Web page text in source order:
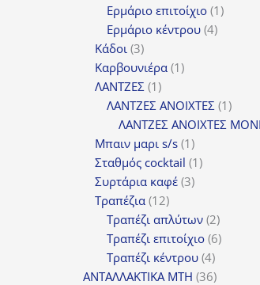
προϊόντα
Ερμάριο επιτοίχιο 11
Ερμάριο κέντρου 44
Κάδοι 33
προϊόντα
Καρβουνιέρα 11
ΛΑΝΤΖΕΣ 11
προϊόν
ΛΑΝΤΖΕΣ ΑΝΟΙΧΤΕΣ 11
ΛΑΝΤΖΕΣ ΑΝΟΙΧΤΕΣ
Μπαιν μαρι s/s 11
προϊόν
Σταθμός cocktail 11
Συρτάρια καφέ 33
Τραπέζια 1212
προϊόντα
Τραπέζι απλύτων 22
προϊόντα
Τραπέζι επιτοίχιο 66
Τραπέζι κέντρου 44
προϊόντα
ΑΝΤΑΛΛΑΚΤΙΚΑ MTH 3636